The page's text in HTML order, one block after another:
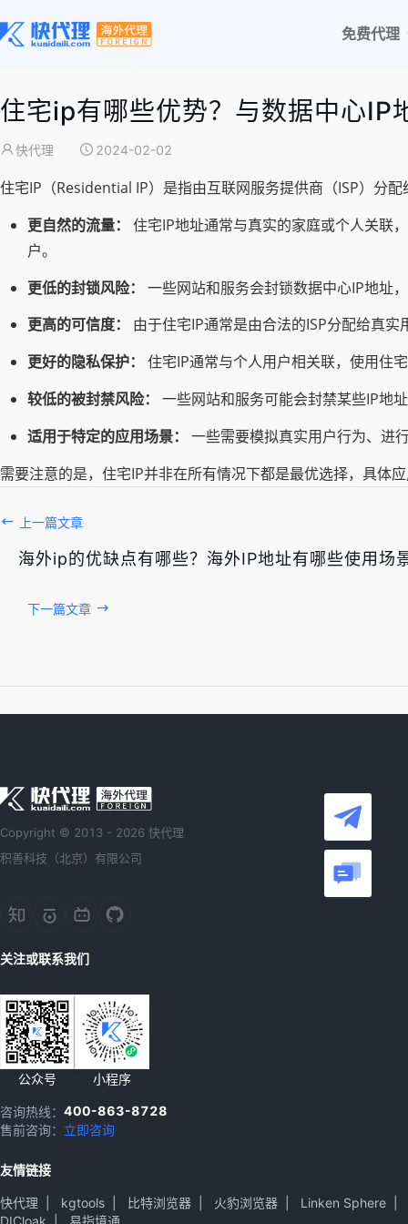
免费代理
住宅ip有哪些优势？与数据中心IP
快代理 2024-02-02
住宅IP（Residential IP）是指由互联网服务提供商（ISP）分
更自然的流量：
住宅IP地址通常与真实的家庭或个人关联
户。
更低的封锁风险：
一些网站和服务会封锁数据中心IP地址
更高的可信度：
由于住宅IP通常是由合法的ISP分配给真
更好的隐私保护：
住宅IP通常与个人用户相关联，使用住
较低的被封禁风险：
一些网站和服务可能会封禁某些IP地
适用于特定的应用场景：
一些需要模拟真实用户行为、进
需要注意的是，住宅IP并非在所有情况下都是最优选择，具体
上一篇文章
海外ip的优缺点有哪些？海外IP地址有哪些使用场
下一篇文章
Copyright © 2013 - 2026 快代理
积善科技（北京）有限公司
关注或联系我们
公众号 小程序
咨询热线： 400-863-8728
售前咨询： 立即咨询
友情链接
快代理 kgtools 比特浏览器 火豹浏览器 Linken Sphere
DICloak
易指境通